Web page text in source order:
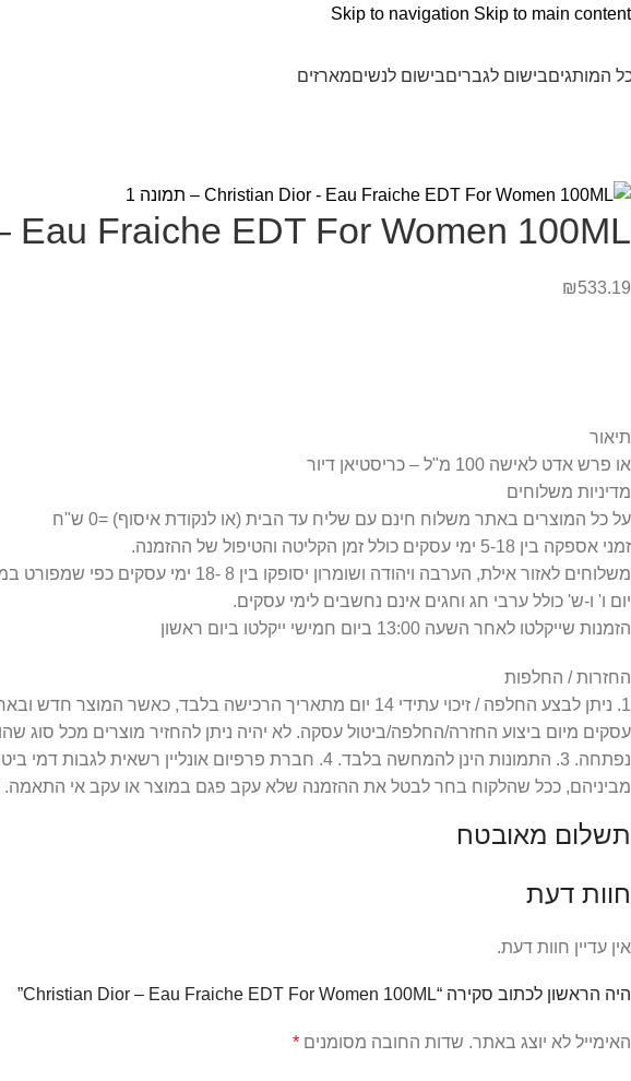
Skip to navigation Skip to main content
המותגיםבישום לגבריםבישום לנשיםמארזים
Eau Fraiche EDT For Women 100ML
₪533.19
תיאור
או פרש אדט לאישה 100 מ"ל – כריסטיאן דיור
מדיניות משלוחים
על כל המוצרים באתר משלוח חינם עם שליח עד הבית (או לנקודת איסוף) =0 ש"ח
זמני אספקה בין 5-18 ימי עסקים כולל זמן הקליטה והטיפול של ההזמנה.
משלוחים לאזור אילת, הערבה ויהודה ושומרון יסופקו בין 8 -18 ימי עסקים כפי שמפורט במדיניות המשלוחים.
יום ו' ו-ש' כולל ערבי חג וחגים אינם נחשבים לימי עסקים.
הזמנות שייקלטו לאחר השעה 13:00 ביום חמישי ייקלטו ביום ראשון
החזרות / החלפות
עסקים מיום ביצוע החזרה/החלפה/ביטול עסקה. לא יהיה ניתן להחזיר מוצרים מכל
מביניהם, ככל שהלקוח בחר לבטל את ההזמנה שלא עקב פגם במוצר או עקב אי התאמה.
תשלום מאובטח
חוות דעת
אין עדיין חוות דעת.
היה הראשון לכתוב סקירה “Christian Dior – Eau Fraiche EDT For Women 100ML”
האימייל לא יוצג באתר. שדות החובה מסומנים *